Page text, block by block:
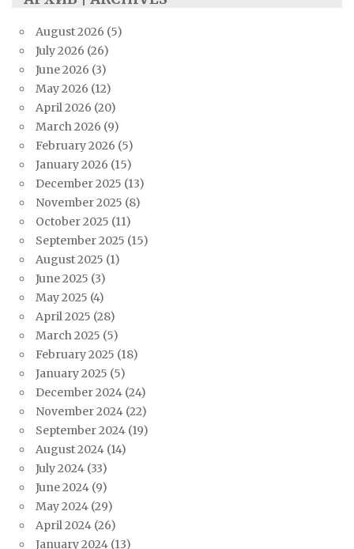
August 2026 (5)
July 2026 (26)
June 2026 (3)
May 2026 (12)
April 2026 (20)
March 2026 (9)
February 2026 (5)
January 2026 (15)
December 2025 (13)
November 2025 (8)
October 2025 (11)
September 2025 (15)
August 2025 (1)
June 2025 (3)
May 2025 (4)
April 2025 (28)
March 2025 (5)
February 2025 (18)
January 2025 (5)
December 2024 (24)
November 2024 (22)
September 2024 (19)
August 2024 (14)
July 2024 (33)
June 2024 (9)
May 2024 (29)
April 2024 (26)
January 2024 (13)